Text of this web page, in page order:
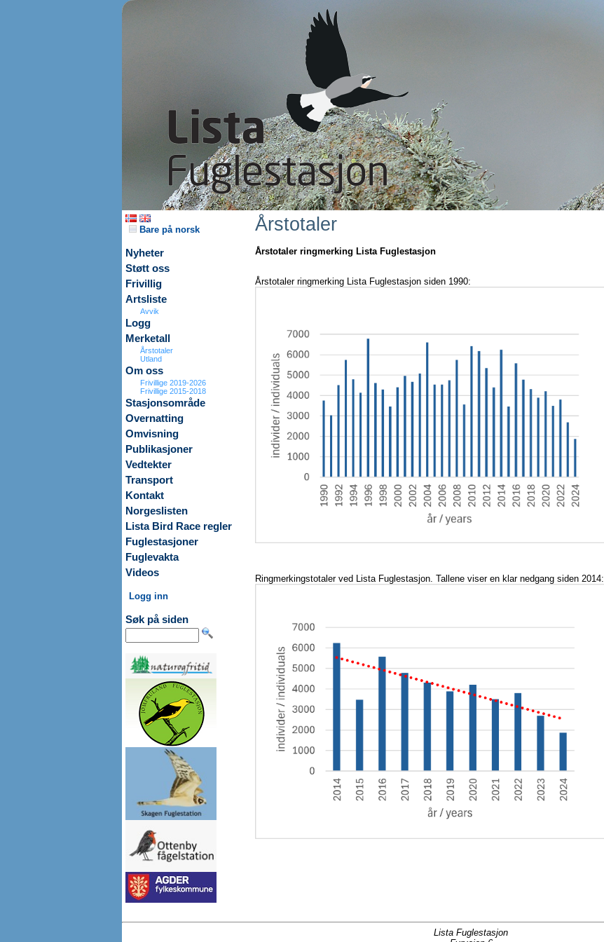
Bare på norsk
Nyheter
Støtt oss
Frivillig
Artsliste
Avvik
Logg
Merketall
Årstotaler
Utland
Om oss
Frivillige 2019-2026
Frivillige 2015-2018
Stasjonsområde
Overnatting
Omvisning
Publikasjoner
Vedtekter
Transport
Kontakt
Norgeslisten
Lista Bird Race regler
Fuglestasjoner
Fuglevakta
Videos
Logg inn
Søk på siden
Årstotaler
Årstotaler ringmerking Lista Fuglestasjon
Årstotaler ringmerking Lista Fuglestasjon siden 1990:
Ringmerkingstotaler ved Lista Fuglestasjon. Tallene viser en klar nedgang siden 2014:
Lista Fuglestasjon